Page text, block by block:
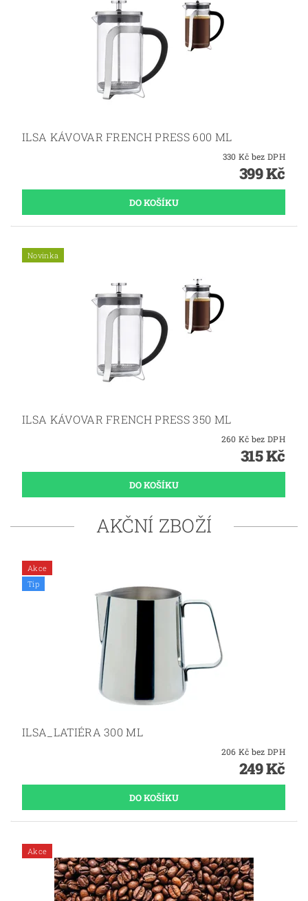
ILSA KÁVOVAR FRENCH PRESS 600 ML
330 Kč bez DPH
399 Kč
Novinka
ILSA KÁVOVAR FRENCH PRESS 350 ML
260 Kč bez DPH
315 Kč
AKČNÍ ZBOŽÍ
Akce
Tip
ILSA_LATIÉRA 300 ML
206 Kč bez DPH
249 Kč
Akce